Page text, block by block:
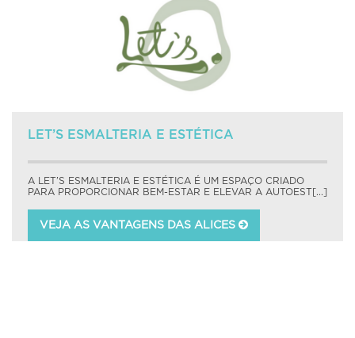
LET’S ESMALTERIA E ESTÉTICA
A LET’S ESMALTERIA E ESTÉTICA É UM ESPAÇO CRIADO
PARA PROPORCIONAR BEM-ESTAR E ELEVAR A AUTOEST[...]
VEJA AS VANTAGENS DAS ALICES